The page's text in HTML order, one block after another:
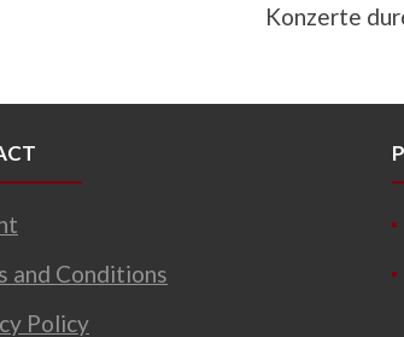
Konzerte
and Conditions
Policy